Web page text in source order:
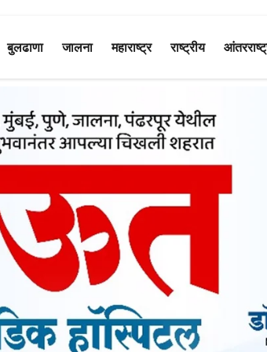
बुलढाणा जालना महाराष्ट्र राष्ट्रीय